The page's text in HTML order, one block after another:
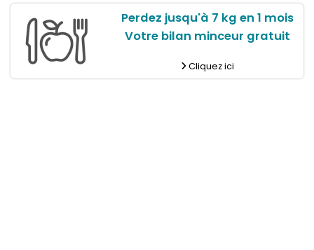
Perdez jusqu'à 7 kg en 1 mois
Votre bilan minceur gratuit
Cliquez ici